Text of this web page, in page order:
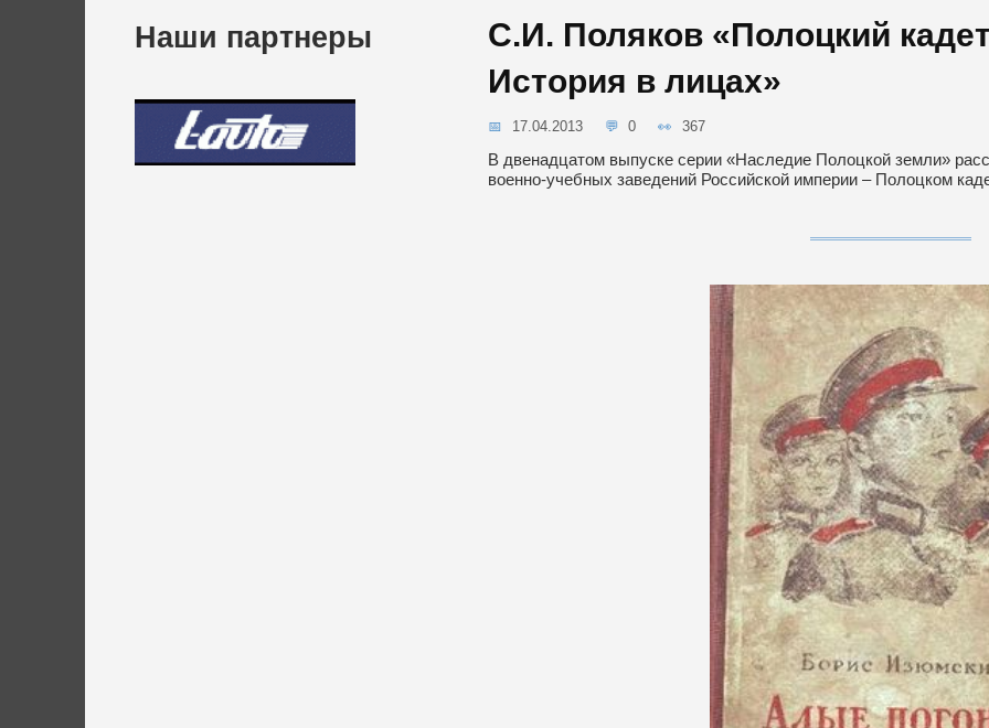
С.И. Поляков «Полоцкий
История в лицах»
17.04.2013 0 367
В двенадцатом выпуске серии «Наследие Полоцкой земли»
военно-учебных заведений Российской империи – Полоцком
Наши партнеры